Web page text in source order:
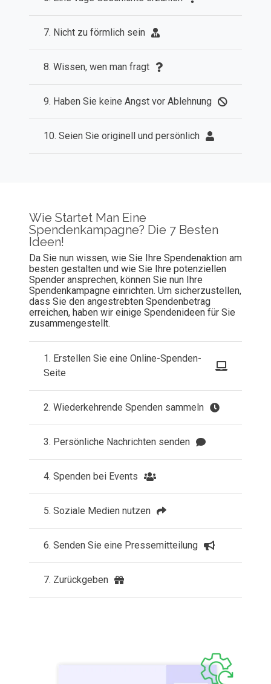
7. Nicht zu förmlich sein
8. Wissen, wen man fragt
9. Haben Sie keine Angst vor Ablehnung
10. Seien Sie originell und persönlich
Wie Startet Man Eine
Spendenkampagne? Die 7 Besten
Ideen!
Da Sie nun wissen, wie Sie Ihre Spendenaktion am
besten gestalten und wie Sie Ihre potenziellen
Spender ansprechen, können Sie nun Ihre
Spendenkampagne einrichten. Um sicherzustellen,
dass Sie den angestrebten Spendenbetrag
erreichen, haben wir einige Spendenideen für Sie
zusammengestellt.
1. Erstellen Sie eine Online-Spenden-
Seite
2. Wiederkehrende Spenden sammeln
3. Persönliche Nachrichten senden
4. Spenden bei Events
5. Soziale Medien nutzen
6. Senden Sie eine Pressemitteilung
7. Zurückgeben